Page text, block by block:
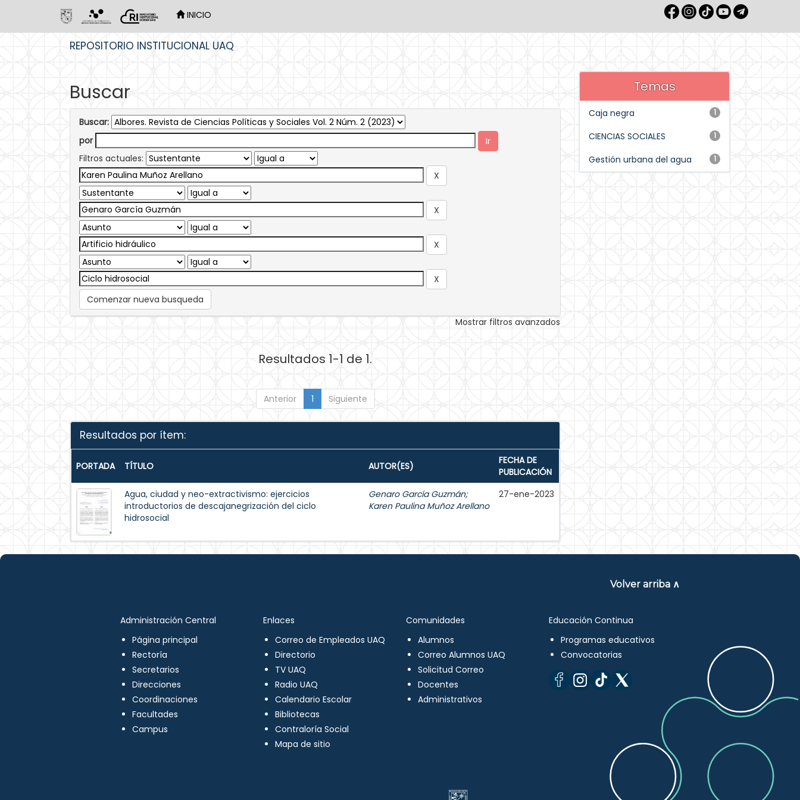
INICIO
REPOSITORIO INSTITUCIONAL UAQ
Buscar
Buscar:
por
Filtros actuales:
Comenzar nueva busqueda
Mostrar filtros avanzados
Resultados 1-1 de 1.
Anterior 1 Siguiente
Resultados por ítem:
PORTADA TÍTULO AUTOR(ES)
FECHA DE
PUBLICACIÓN
Agua, ciudad y neo-extractivismo: ejercicios
introductorios de descajanegrización del ciclo
hidrosocial
Genaro García Guzmán;
Karen Paulina Muñoz Arellano
27-ene-2023
Temas
1
Caja negra
1
CIENCIAS SOCIALES
1
Gestión urbana del agua
Volver arriba ∧
Administración Central
Página principal
Rectoría
Secretarios
Direcciones
Coordinaciones
Facultades
Campus
Enlaces
Correo de Empleados UAQ
Directorio
TV UAQ
Radio UAQ
Calendario Escolar
Bibliotecas
Contraloría Social
Mapa de sitio
Comunidades
Alumnos
Correo Alumnos UAQ
Solicitud Correo
Docentes
Administrativos
Educación Continua
Programas educativos
Convocatorias